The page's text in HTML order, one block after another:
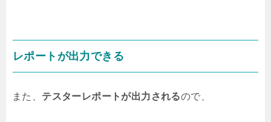
レポートが出力できる
また、 テスターレポートが出力されるので、